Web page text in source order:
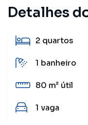
Detalhes
2 quartos
1 banheiro
80 m² útil
1 vaga